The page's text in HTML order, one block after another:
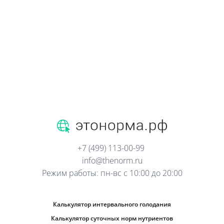
+7 (499) 113-00-99
info@thenorm.ru
Режим работы: пн-вс с 10:00 до 20:00
Калькулятор интервального голодания
Калькулятор суточных норм нутриентов